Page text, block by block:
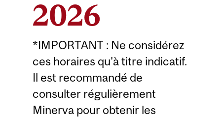
2026
*IMPORTANT : Ne considérez
ces horaires qu'à titre indicatif.
Il est recommandé de
consulter régulièrement
Minerva pour obtenir les